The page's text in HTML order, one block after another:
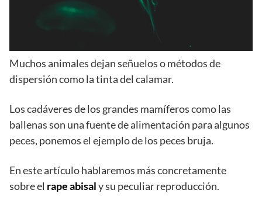
Muchos animales dejan señuelos o métodos de
dispersión como la tinta del calamar.
Los cadáveres de los grandes mamíferos como las
ballenas son una fuente de alimentación para algunos
peces, ponemos el ejemplo de los peces bruja.
En este artículo hablaremos más concretamente
sobre el rape abisaly su peculiar reproducción.